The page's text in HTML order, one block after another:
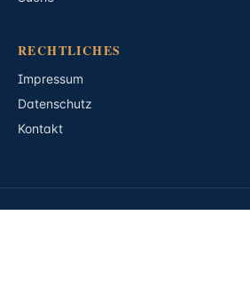
RECHTLICHES
Impressum
Datenschutz
Kontakt